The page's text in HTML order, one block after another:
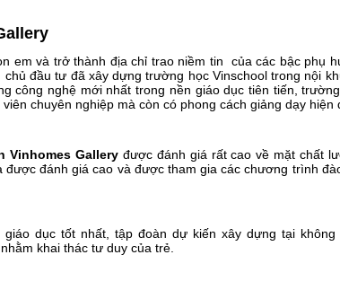
em và trở thành địa chỉ trao niềm tin của các bậc phụ
đầu tư đã xây dựng trường học Vinschool trong nội
công nghệ mới nhất trong nền giáo dục tiên tiến,
chuyên nghiệp mà còn có phong cách giảng dạy hiện
Vinhomes Galleryđược đánh giá rất cao về mặt chất
đánh giá cao và được tham gia các chương trình
dục tốt nhất, tập đoàn dự kiến xây dựng tại không
khai thác tư duy của trẻ.